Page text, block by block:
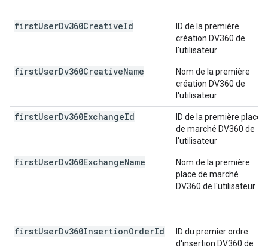
firstUserDv360CreativeId
ID de la première
création DV360 de
l'utilisateur
firstUserDv360CreativeName
Nom de la première
création DV360 de
l'utilisateur
firstUserDv360ExchangeId
ID de la première place
de marché DV360 de
l'utilisateur
firstUserDv360ExchangeName
Nom de la première
place de marché
DV360 de l'utilisateur
firstUserDv360InsertionOrderId
ID du premier ordre
d'insertion DV360 de